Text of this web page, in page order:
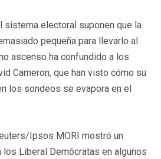
sistema electoral suponen que la
pequeña para llevarlo al
ascenso ha confundido a los
Cameron, que han visto cómo su
los sondeos se evapora en el
Ipsos MORI mostró un
Liberal Demócratas en algunos